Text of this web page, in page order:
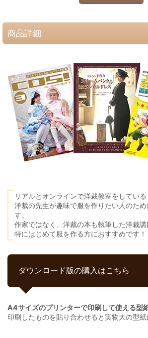
商品詳細
リアルとオンラインで洋裁教室をしている
洋裁の先生が趣味で服を作りたい人のた
す。
作家ではなく、洋裁の本も執筆した洋裁
特にはじめて服を作る方におすすめです！
ダウンロード版の購入はこちら
A4サイズのプリンターで印刷して使える型
印刷したものを貼り合わせると実物大の型紙